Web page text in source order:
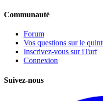
Communauté
Forum
Vos questions sur le
Inscrivez-vous sur iTurf
Connexion
Suivez-nous